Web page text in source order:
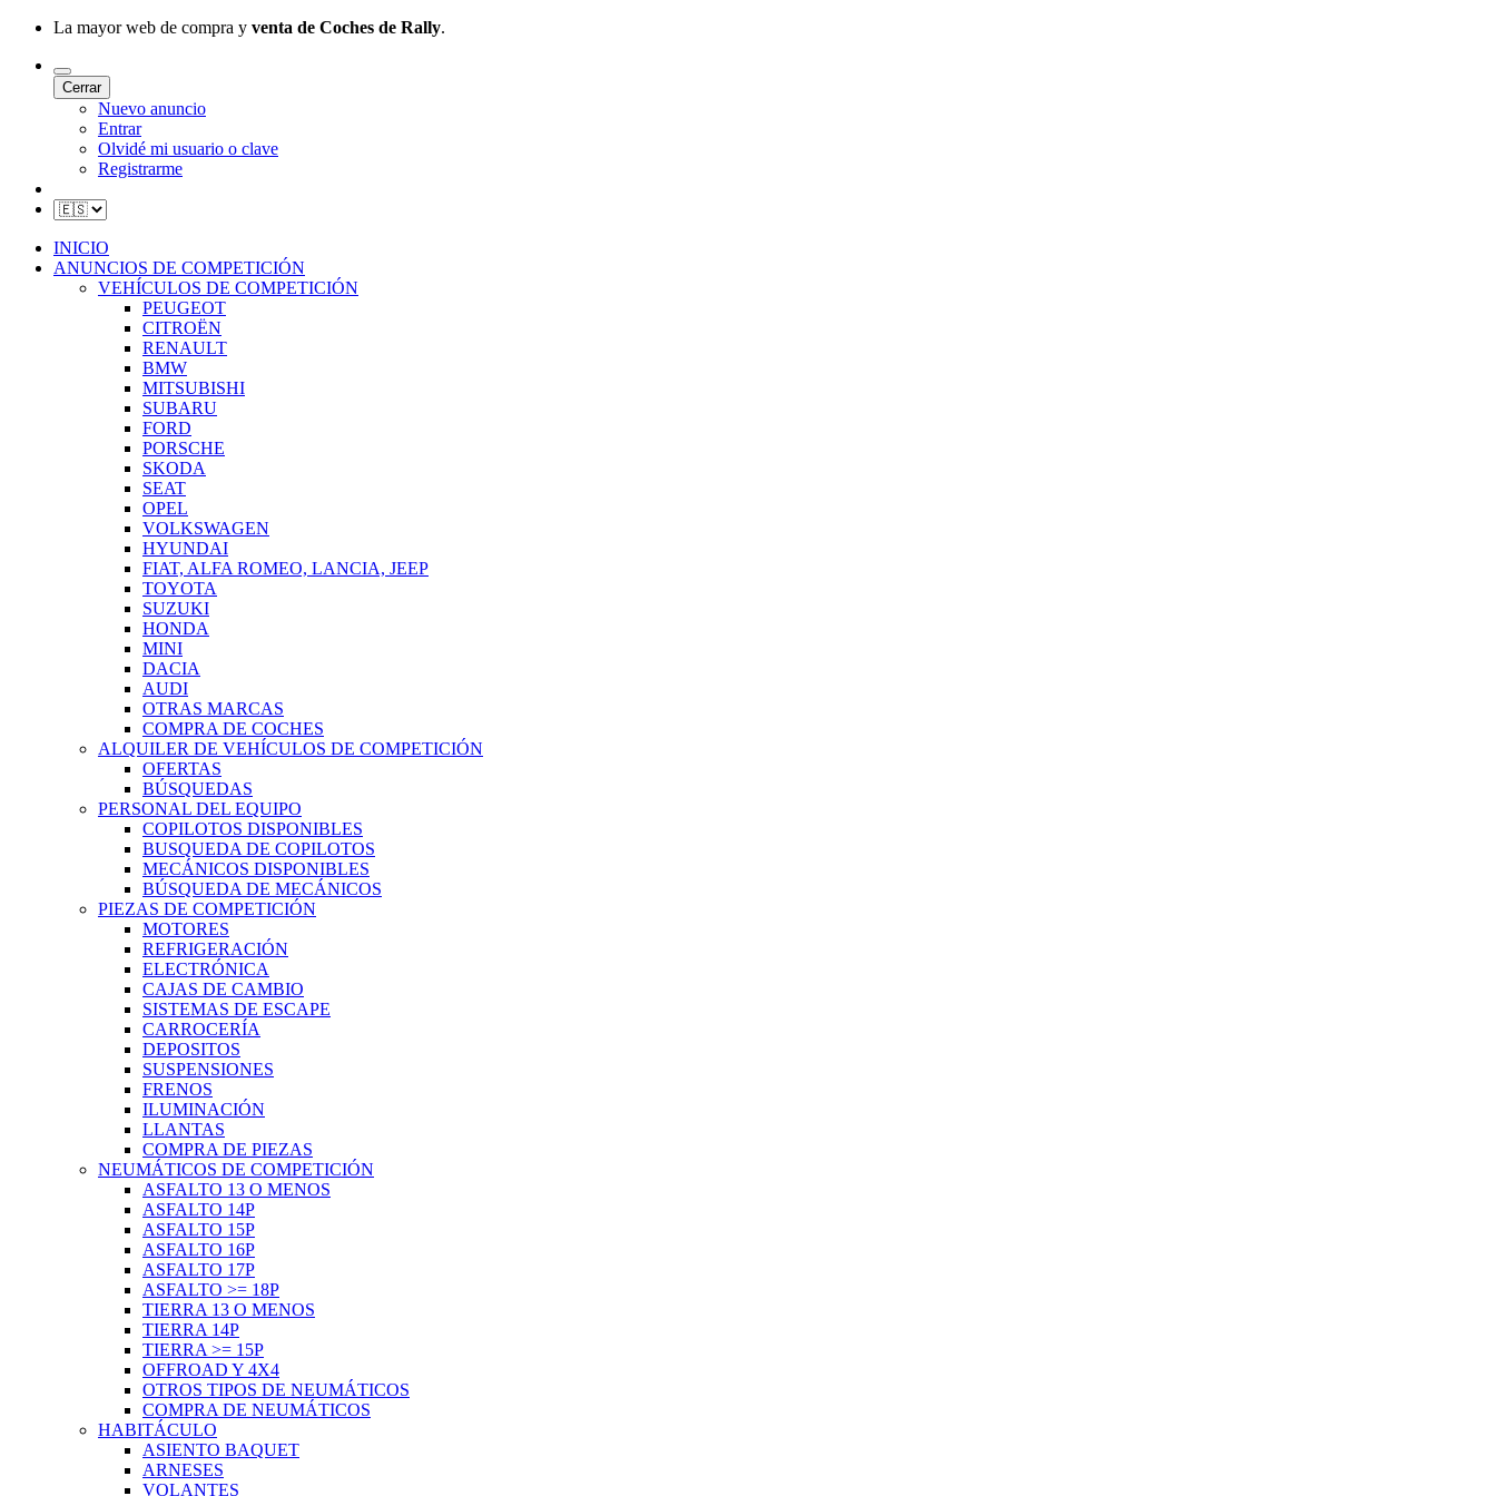
La mayor web de compra y venta de Coches de Rally.
Cerrar
Nuevo anuncio
Entrar
Olvidé mi usuario o clave
Registrarme
INICIO
ANUNCIOS DE COMPETICIÓN
VEHÍCULOS DE COMPETICIÓN
PEUGEOT
CITROËN
RENAULT
BMW
MITSUBISHI
SUBARU
FORD
PORSCHE
SKODA
SEAT
OPEL
VOLKSWAGEN
HYUNDAI
FIAT, ALFA ROMEO, LANCIA, JEEP
TOYOTA
SUZUKI
HONDA
MINI
DACIA
AUDI
OTRAS MARCAS
COMPRA DE COCHES
ALQUILER DE VEHÍCULOS DE COMPETICIÓN
OFERTAS
BÚSQUEDAS
PERSONAL DEL EQUIPO
COPILOTOS DISPONIBLES
BUSQUEDA DE COPILOTOS
MECÁNICOS DISPONIBLES
BÚSQUEDA DE MECÁNICOS
PIEZAS DE COMPETICIÓN
MOTORES
REFRIGERACIÓN
ELECTRÓNICA
CAJAS DE CAMBIO
SISTEMAS DE ESCAPE
CARROCERÍA
DEPOSITOS
SUSPENSIONES
FRENOS
ILUMINACIÓN
LLANTAS
COMPRA DE PIEZAS
NEUMÁTICOS DE COMPETICIÓN
ASFALTO 13 O MENOS
ASFALTO 14P
ASFALTO 15P
ASFALTO 16P
ASFALTO 17P
ASFALTO >= 18P
TIERRA 13 O MENOS
TIERRA 14P
TIERRA >= 15P
OFFROAD Y 4X4
OTROS TIPOS DE NEUMÁTICOS
COMPRA DE NEUMÁTICOS
HABITÁCULO
ASIENTO BAQUET
ARNESES
VOLANTES